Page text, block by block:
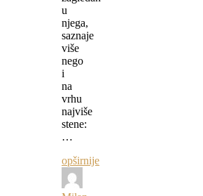
u
njega,
saznaje
više
nego
i
na
vrhu
najviše
stene:
…
opširnije